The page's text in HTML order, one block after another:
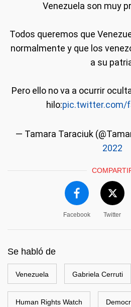
Venezuela son muy
Todos queremos que
normalmente y que los
a su
Pero ello no va a ocurrir
hilo:pic.twitter.com/
— Tamara Taraciuk
2022
Facebook Twitter
Se habló de
Venezuela Gabriela Cerruti
Human Rights Watch